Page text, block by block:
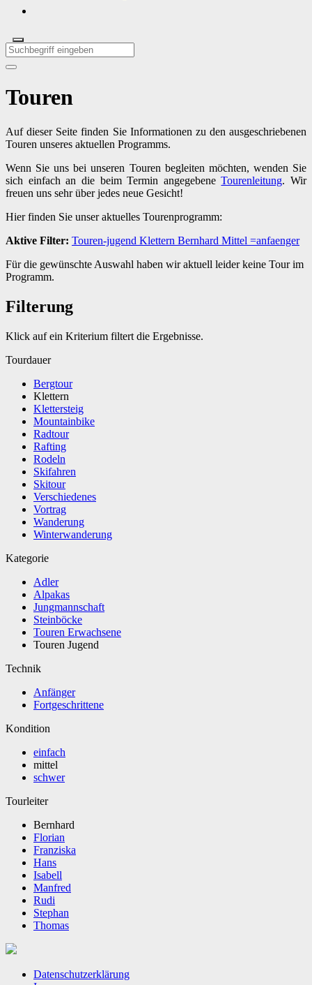
Touren
Auf dieser Seite finden Sie Informationen zu den ausgeschriebenen
Touren unseres aktuellen Programms.
Wenn Sie uns bei unseren Touren begleiten möchten, wenden Sie
sich einfach an die beim Termin angegebeneTourenleitung. Wir
freuen uns sehr über jedes neue Gesicht!
Hier finden Sie unser aktuelles Tourenprogramm:
Aktive Filter: Touren-jugend Klettern Bernhard Mittel =anfaenger
Für die gewünschte Auswahl haben wir aktuell leider keine Tour im
Programm.
Filterung
Klick auf ein Kriterium filtert die Ergebnisse.
Tourdauer
Bergtour
Klettern
Klettersteig
Mountainbike
Radtour
Rafting
Rodeln
Skifahren
Skitour
Verschiedenes
Vortrag
Wanderung
Winterwanderung
Kategorie
Adler
Alpakas
Jungmannschaft
Steinböcke
Touren Erwachsene
Touren Jugend
Technik
Anfänger
Fortgeschrittene
Kondition
einfach
mittel
schwer
Tourleiter
Bernhard
Florian
Franziska
Hans
Isabell
Manfred
Rudi
Stephan
Thomas
Datenschutzerklärung